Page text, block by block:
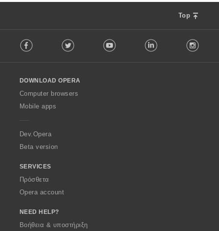
Top
o
w
O
p
a
Facebook Twitter Youtube LinkedIn
DOWNLOAD OPERA
Computer browsers
Mobile apps
Dev.Opera
Beta version
SERVICES
Πρόσθετα
Opera account
NEED HELP?
Βοήθεια & υποστήριξη